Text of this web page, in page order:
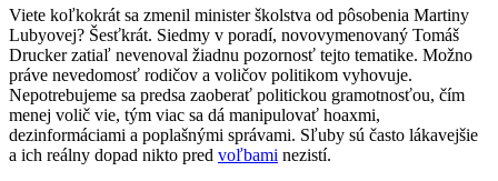
Viete koľkokrát sa zmenil minister školstva od pôsobenia Martiny
Lubyovej? Šesťkrát. Siedmy v poradí, novovymenovaný Tomáš
Drucker zatiaľ nevenoval žiadnu pozornosť tejto tematike. Možno
práve nevedomosť rodičov a voličov politikom vyhovuje.
Nepotrebujeme sa predsa zaoberať politickou gramotnosťou, čím
menej volič vie, tým viac sa dá manipulovať hoaxmi,
dezinformáciami a poplašnými správami. Sľuby sú často lákavejšie
a ich reálny dopad nikto pred voľbami nezistí.